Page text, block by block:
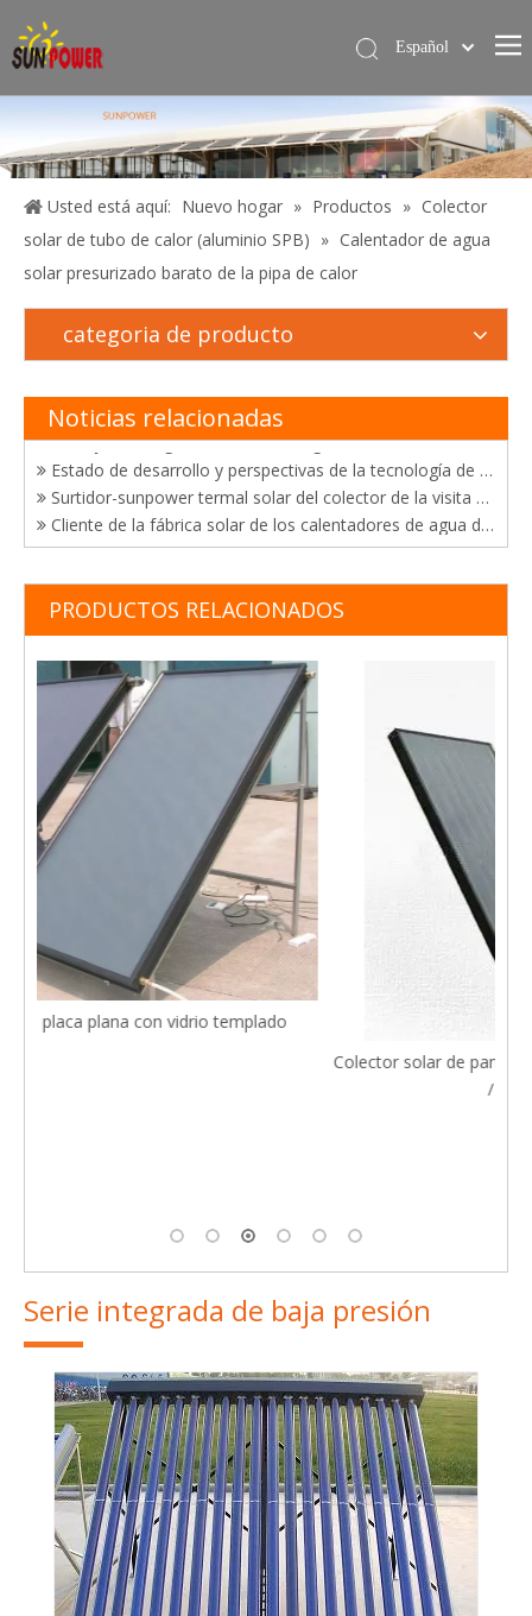
Calentador de agua solar
Servicios
Proyecto
Sobre nosotros
Español
English
Usted está aquí: Nuevo hogar » Productos » Colector
solar de tubo de calor (aluminio SPB) » Calentador de agua
solar presurizado barato de la pipa de calor
categoria de producto
Noticias relacionadas
El desarrollo de tecnologías de utilización de energía solar
Felicitaciones a Sunpower por ganar el certificado "Productos de energía solar de buena calidad de China"
Sunpower obtuvo con éxito el certificado brasileño de Inmetro y certificado de Solar Keymak
Ventajas de la generación de energía térmica solar
Estado de desarrollo y perspectivas de la tecnología de generación de energía fototérmica solar
Surtidor-sunpower termal solar del colector de la visita del cliente de México en China
Cliente de la fábrica solar de los calentadores de agua de Sunpower de la visita de Kenia
Fábrica solar de los calentadores de agua de Sunpower de la visita del cliente de Chile en China
Anticongelante solar compacto del calentador de agua del tubo de vacío que bloquea nueva tecnología
Dos sistemas de calefacción para la energía solar en el agua de la piscina
Aplicación de energía solar en el sistema de calentamiento de agua de la piscina
Nueva tecnología de colector plano solar de tubo de calor
Características de calentadores solares del tubo de vacío
La tecnología de secado con energia solar
Investigación sobre el estado actual de la soldadura del tanque del calentador de agua
El paisaje es bueno aquí
Desarrollo de la tecnología de colector solar plano y su aplicación
El desarrollo de tecnologías de utilización de energía solar
Felicitaciones a Sunpower por ganar el certificado "Productos de energía solar de buena calidad de China"
Triunfo en certificación y ventas de calentadores solares de agua
Sunpower obtuvo con éxito el certificado brasileño de Inmetro y certificado de Solar Keymak
PRODUCTOS RELACIONADOS
Colector solar de panel plano, tipo cromo negro (SPFP -G
Serie integrada de baja presión